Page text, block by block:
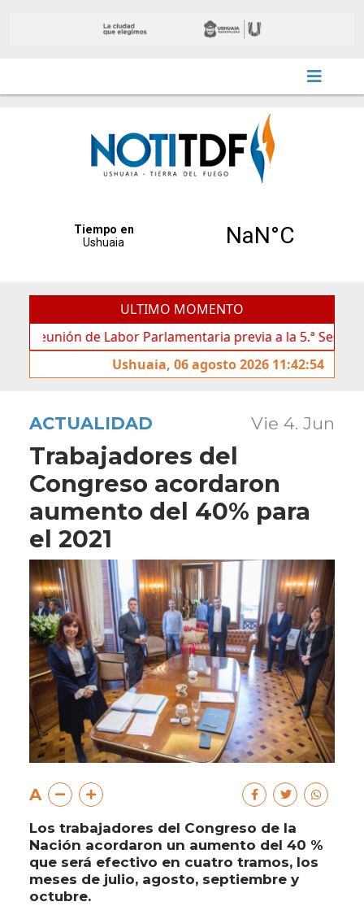
ULTIMO MOMENTO
de Labor Parlamentaria previa a la 5.ª Sesión
Ushuaia, 06 agosto 2026 11:42:54
ACTUALIDAD Vie 4. Jun
Trabajadores del
Congreso acordaron
aumento del 40% para
el 2021
A
Los trabajadores del Congreso de la
Nación acordaron un aumento del 40 %
que será efectivo en cuatro tramos, los
meses de julio, agosto, septiembre y
octubre.